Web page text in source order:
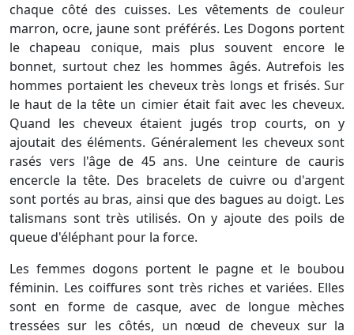
chaque côté des cuisses. Les vêtements de couleur
marron, ocre, jaune sont préférés. Les Dogons portent
le chapeau conique, mais plus souvent encore le
bonnet, surtout chez les hommes âgés. Autrefois les
hommes portaient les cheveux très longs et frisés. Sur
le haut de la tête un cimier était fait avec les cheveux.
Quand les cheveux étaient jugés trop courts, on y
ajoutait des éléments. Généralement les cheveux sont
rasés vers l'âge de 45 ans. Une ceinture de cauris
encercle la tête. Des bracelets de cuivre ou d'argent
sont portés au bras, ainsi que des bagues au doigt. Les
talismans sont très utilisés. On y ajoute des poils de
queue d'éléphant pour la force.
Les femmes dogons portent le pagne et le boubou
féminin. Les coiffures sont très riches et variées. Elles
sont en forme de casque, avec de longue mèches
tressées sur les côtés, un nœud de cheveux sur la